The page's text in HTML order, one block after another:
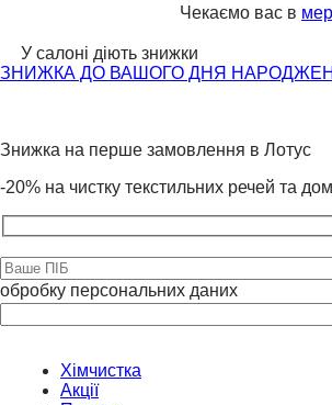
Чекаємо вас в
У салоні діють знижки
ЗНИЖКА ДО ВАШОГО ДНЯ
Знижка на перше замовлення в Лотус
-20% на чистку текстильних речей та
обробку персональних даних
leave
empty.
Хімчистка
Акції